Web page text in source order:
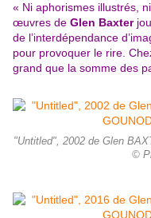
« Ni aphorismes illustrés,
œuvres de Glen Baxter
de l’interdépendance
pour provoquer le rire.
grand que la somme des
"Untitled", 2002 de Glen
©